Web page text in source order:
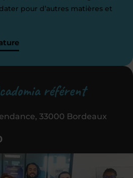
pour d’autres matières et
référent
33000 Bordeaux